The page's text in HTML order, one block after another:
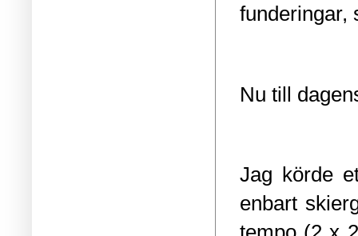
funderingar,
Nu till
Jag körde
enbart